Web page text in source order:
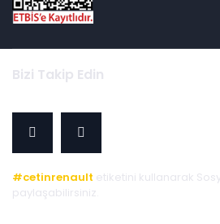
Bizi Takip Edin
#cetinrenault etiketini kullanarak
paylaşabilirsiniz.